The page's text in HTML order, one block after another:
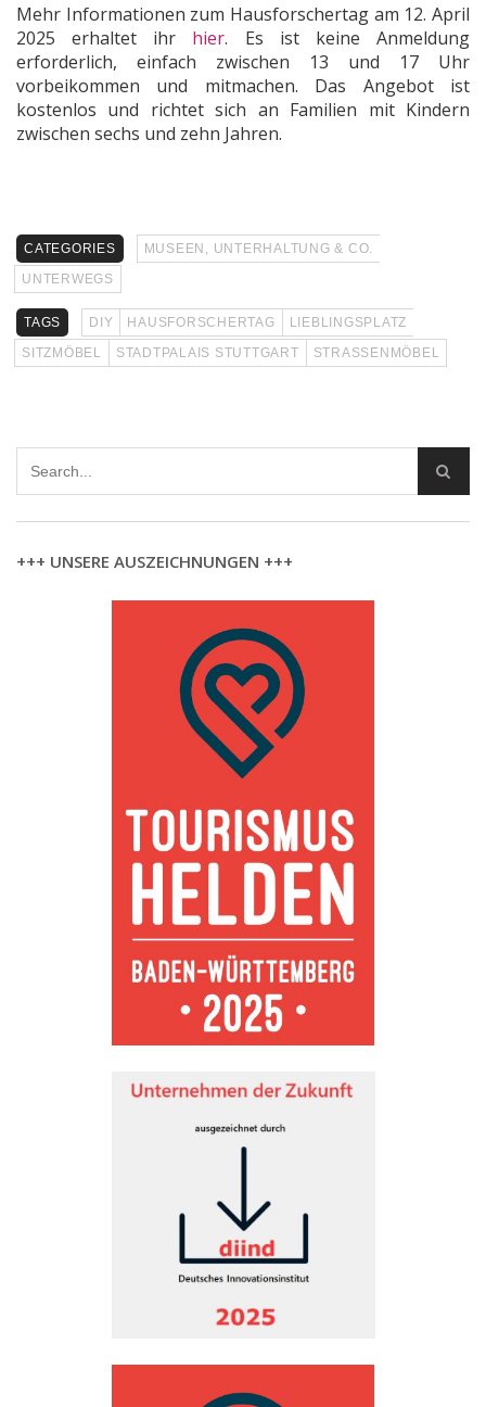
Mehr Informationen zum Hausforschertag am 12. April
2025 erhaltet ihr hier. Es ist keine Anmeldung
erforderlich, einfach zwischen 13 und 17 Uhr
vorbeikommen und mitmachen. Das Angebot ist
kostenlos und richtet sich an Familien mit Kindern
zwischen sechs und zehn Jahren.
CATEGORIES
MUSEEN, UNTERHALTUNG & CO.
UNTERWEGS
TAGS DIY HAUSFORSCHERTAG
LIEBLINGSPLATZ
SITZMÖBEL
STADTPALAIS STUTTGART STRASSENMÖBEL
+++ UNSERE AUSZEICHNUNGEN +++